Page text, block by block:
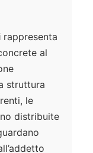
rappresenta
al
struttura
le
distribuite